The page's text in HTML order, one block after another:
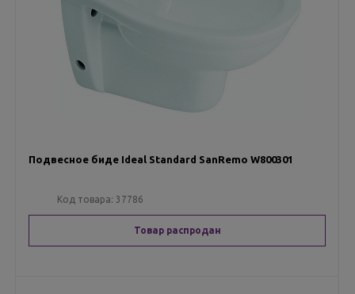
Подвесное биде Ideal Standard SanRemo W800301
Код товара: 37786
Товар распродан